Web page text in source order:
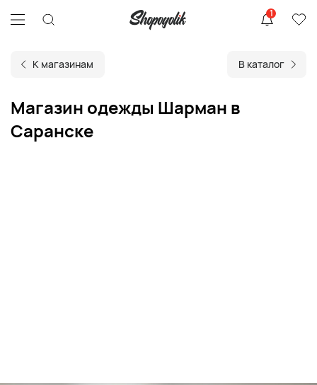
1
К магазинам В каталог
Магазин одежды Шарман в
Саранске